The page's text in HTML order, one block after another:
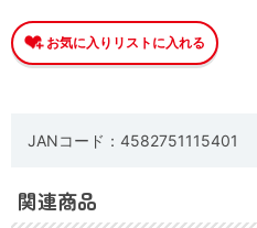
JANコード：4582751115401
関連商品